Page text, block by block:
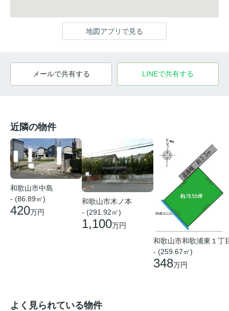
地図アプリで見る
メールで共有する LINEで共有する
近隣の物件
和歌山市中島
- (86.89㎡)
420万円
和歌山市木ノ本
- (291.92㎡)
1,100万円
和歌山市和歌浦東１丁
- (259.67㎡)
348万円
よく見られている物件